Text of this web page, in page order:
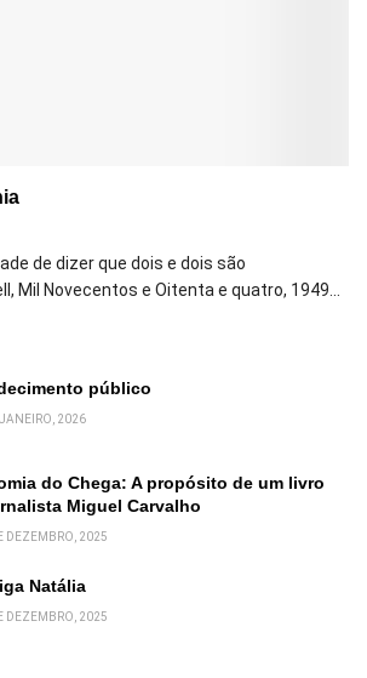
de dizer que dois e dois são
Mil Novecentos e Oitenta e quatro, 1949...
público
2026
do Chega: A propósito de um livro
Miguel Carvalho
DEZEMBRO, 2025
Natália
DEZEMBRO, 2025